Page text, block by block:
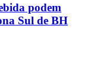
podem
Sul de BH